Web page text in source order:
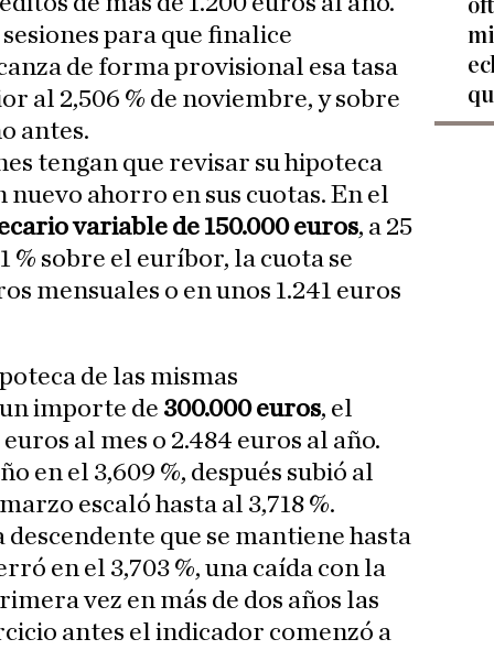
para que finalice
de forma provisional esa tasa
al 2,506 % de noviembre, y sobre
antes.
tengan que revisar su hipoteca
ahorro en sus cuotas. En el
variable de 150.000 euros, a 25
% sobre el euríbor, la cuota se
mensuales o en unos 1.241 euros
de las mismas
importe de 300.000 euros, el
al mes o 2.484 euros al año.
en el 3,609 %, después subió al
escaló hasta al 3,718 %.
que se mantiene hasta
en el 3,703 %, una caída con la
vez en más de dos años las
antes el indicador comenzó a